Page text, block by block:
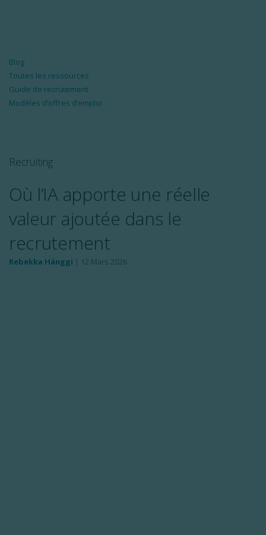
Blog
Toutes les ressources
Guide de recrutement
Modèles d’offres d’emploi
Recruiting
Où l’IA apporte une réelle
valeur ajoutée dans le
recrutement
Rebekka Hänggi | 12 Mars 2026